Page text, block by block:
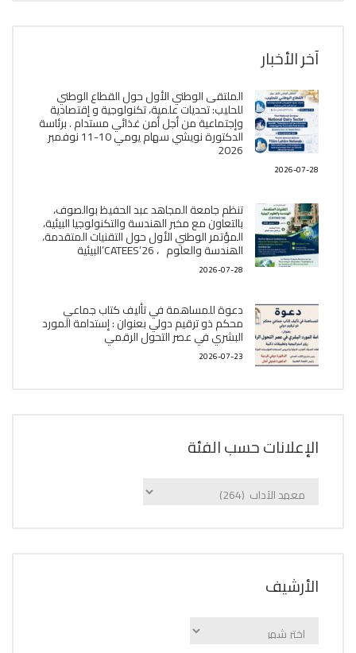
آخر الأخبار
الملتقى الوطني الأول حول القطاع الوطني
للحليب: تحديات علمية، تكنولوجية و إقتصادية
وإجتماعية من أجل أمن غذائي مستدام . برئاسة
الدكتورة نويشي سهام يومي 10-11 نوفمبر
2026
2026-07-28
تنظم جامعة المجاهد عبد الحفيظ بوالصوف،
بالتعاون مع مخبر الھندسة والتكنولوجيا البیئیة،
المؤتمر الوطني الأول حول التقنيات المتقدمة،
الھندسة والعلوم ، CATEES’26’البیئية
2026-07-28
دعوة للمساهمة في تأليف كتاب جماعي
محكم ذو ترقيم دولي بعنوان : إستدامة المورد
البشري في عصر التحول الرقمي
2026-07-23
الإعلانات حسب الفئة
الإعلانات
اﻷرشيف
اﻷرشيف